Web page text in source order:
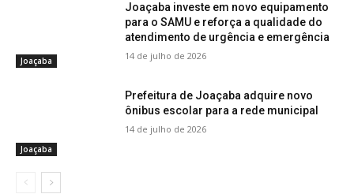
Joaçaba
Joaçaba investe em novo equipamento
para o SAMU e reforça a qualidade do
atendimento de urgência e emergência
14 de julho de 2026
Joaçaba
Prefeitura de Joaçaba adquire novo
ônibus escolar para a rede municipal
14 de julho de 2026